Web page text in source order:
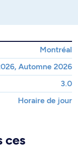
Montréal
Automne 2026
3.0
Horaire de jour
ces